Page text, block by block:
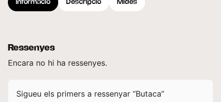
Informació Descripció Mides
Ressenyes
Encara no hi ha ressenyes.
Sigueu els primers a ressenyar “Butaca”